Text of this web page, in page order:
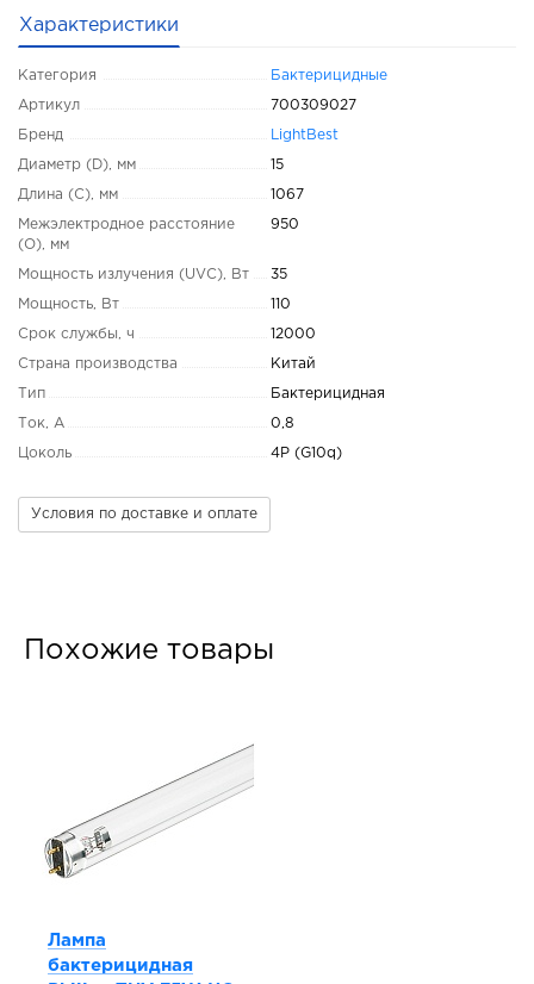
Характеристики
Категория Бактерицидные
Артикул 700309027
Бренд LightBest
Диаметр (D), мм 15
Длина (C), мм 1067
Межэлектродное расстояние
(O), мм
950
Мощность излучения (UVC), Вт 35
Мощность, Вт 110
Срок службы, ч 12000
Страна производства Китай
Тип Бактерицидная
Ток, А 0,8
Цоколь 4P (G10q)
Условия по доставке и оплате
Похожие товары
Лампа
бактерицидная